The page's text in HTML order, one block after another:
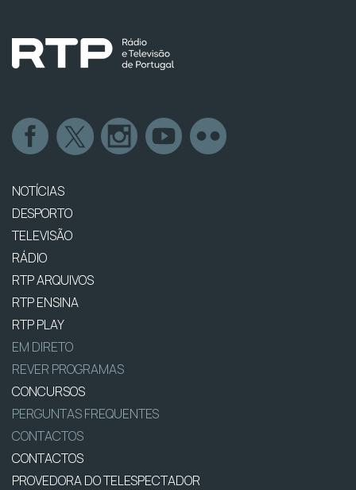
NOTÍCIAS
DESPORTO
TELEVISÃO
RÁDIO
RTP ARQUIVOS
RTP ENSINA
RTP PLAY
EM DIRETO
REVER PROGRAMAS
CONCURSOS
PERGUNTAS FREQUENTES
CONTACTOS
CONTACTOS
PROVEDORA DO TELESPECTADOR